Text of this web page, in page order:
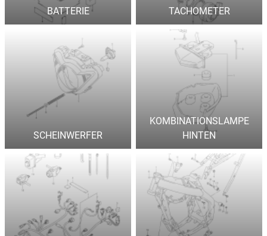
BATTERIE TACHOMETER
SCHEINWERFER
KOMBINATIONSLAMPE
HINTEN